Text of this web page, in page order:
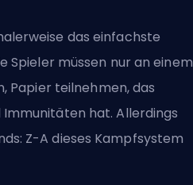
das einfachste
Spieler müssen nur an einem
Papier teilnehmen, das
Immunitäten hat. Allerdings
Z-A dieses Kampfsystem